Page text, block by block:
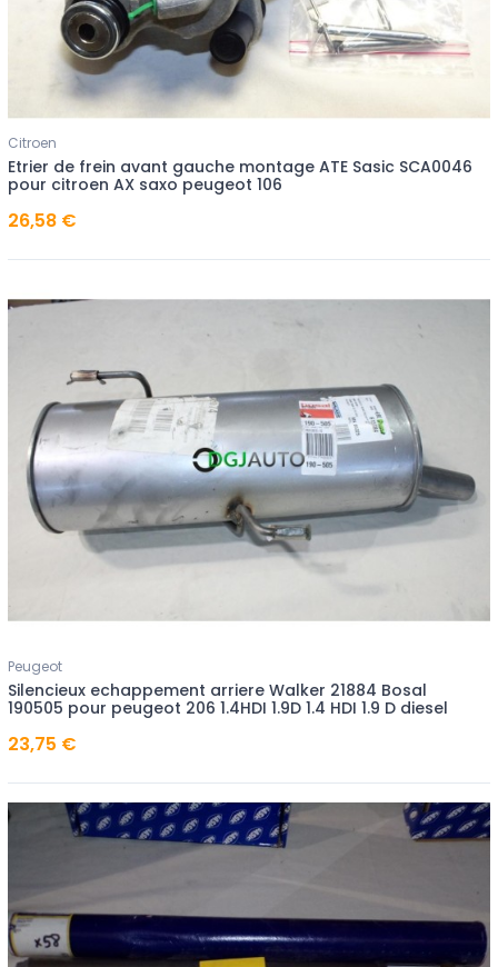
Citroen
Etrier de frein avant gauche montage ATE Sasic SCA0046
pour citroen AX saxo peugeot 106
26,58 €
Peugeot
Silencieux echappement arriere Walker 21884 Bosal
190505 pour peugeot 206 1.4HDI 1.9D 1.4 HDI 1.9 D diesel
23,75 €